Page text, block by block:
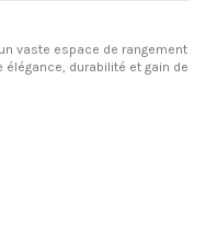
vaste espace de rangement
durabilité et gain de